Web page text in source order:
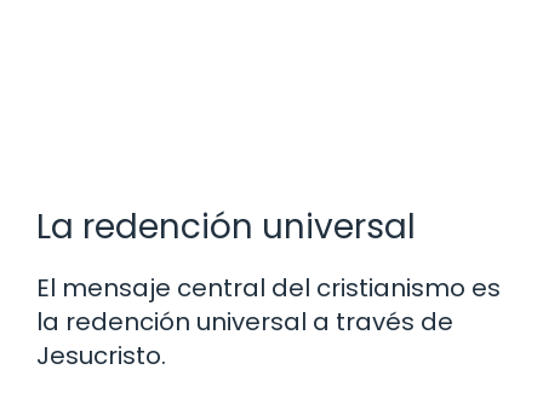
La redención universal
El mensaje central del cristianismo es
la redención universal a través de
Jesucristo.